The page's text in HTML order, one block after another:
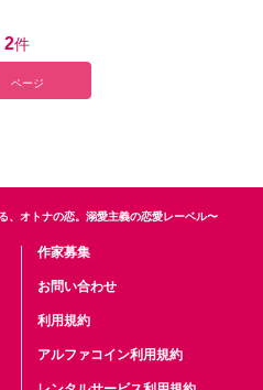
2件
ページ
、オトナの恋。溺愛主義の恋愛レーベル〜
作家募集
お問い合わせ
利用規約
アルファコイン利用規約